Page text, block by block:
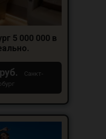
5 000 000 в
Санкт-